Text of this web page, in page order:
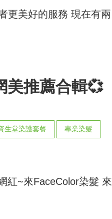
更美好的服務 現在有兩
美推薦合輯💞
生堂染護套餐 專業染髮
紅~來FaceColor染髮 來